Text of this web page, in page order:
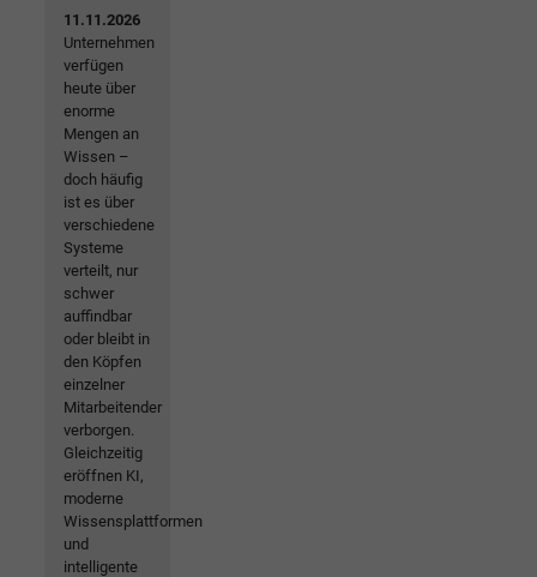
11.11.2026
Unternehmen
verfügen
heute über
enorme
Mengen an
Wissen –
doch häufig
ist es über
verschiedene
Systeme
verteilt, nur
schwer
auffindbar
oder bleibt in
den Köpfen
einzelner
Mitarbeitender
verborgen.
Gleichzeitig
eröffnen KI,
moderne
Wissensplattformen
und
intelligente